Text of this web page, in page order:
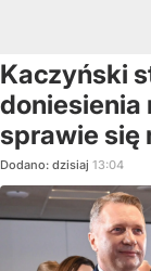
Kaczyński
doniesienia
sprawie się
Dodano: dzisiaj 13:04